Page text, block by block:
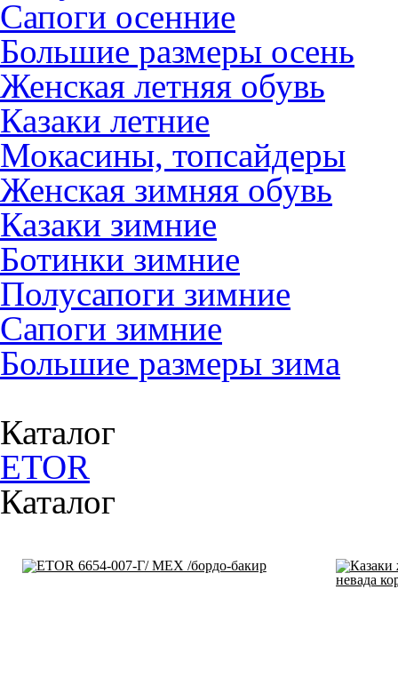
Сапоги осенние
Большие размеры осень
Женская летняя обувь
Казаки летние
Мокасины, топсайдеры
Женская зимняя обувь
Казаки зимние
Ботинки зимние
Полусапоги зимние
Сапоги зимние
Большие размеры зима
Каталог
ETOR
Каталог